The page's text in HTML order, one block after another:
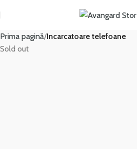
Prima pagină Incarcatoare telefoane
Sold out